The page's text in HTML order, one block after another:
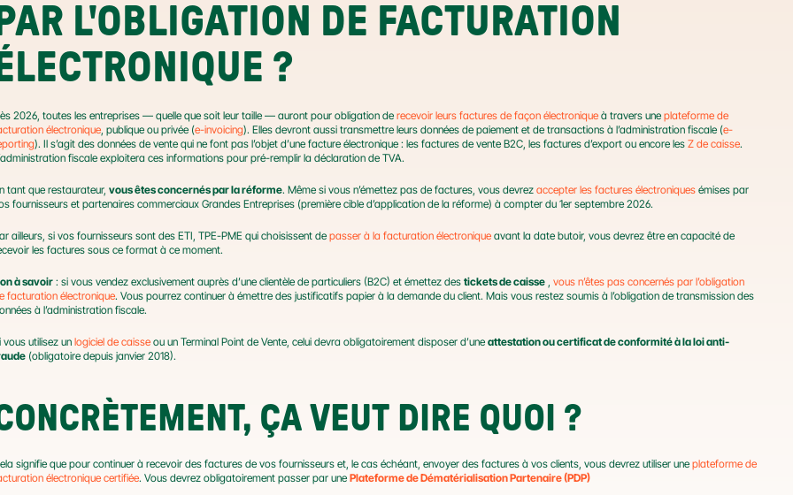
PAR L'OBLIGATION DE FACTURATION
ÉLECTRONIQUE ?
2026, toutes les entreprises — quelle que soit leur taille — auront pour obligation de recevoir leurs factures de façon électronique à travers une plateforme de
électronique, publique ou privée (e-invoicing). Elles devront aussi transmettre leurs données de paiement et de transactions à l’administration fiscale (e-
). Il s’agit des données de vente qui ne font pas l’objet d’une facture électronique : les factures de vente B2C, les factures d’export ou encore les Z de caisse.
fiscale exploitera ces informations pour pré-remplir la déclaration de TVA.
tant que restaurateur, vous êtes concernés par la réforme. Même si vous n’émettez pas de factures, vous devrez accepter les factures électroniques émises par
fournisseurs et partenaires commerciaux Grandes Entreprises (première cible d’application de la réforme) à compter du 1er septembre 2026.
ailleurs, si vos fournisseurs sont des ETI, TPE-PME qui choisissent de passer à la facturation électronique avant la date butoir, vous devrez être en capacité de
les factures sous ce format à ce moment.
à savoir : si vous vendez exclusivement auprès d’une clientèle de particuliers (B2C) et émettez des tickets de caisse , vous n’êtes pas concernés par l’obligation
facturation électronique. Vous pourrez continuer à émettre des justificatifs papier à la demande du client. Mais vous restez soumis à l’obligation de transmission des
à l’administration fiscale.
vous utilisez un logiciel de caisse ou un Terminal Point de Vente, celui devra obligatoirement disposer d’une attestation ou certificat de conformité à la loi anti-
(obligatoire depuis janvier 2018).
ÇA VEUT DIRE QUOI ?
signifie que pour continuer à recevoir des factures de vos fournisseurs et, le cas échéant, envoyer des factures à vos clients, vous devrez utiliser une plateforme de
électronique certifiée. Vous devrez obligatoirement passer par une Plateforme de Dématérialisation Partenaire (PDP)